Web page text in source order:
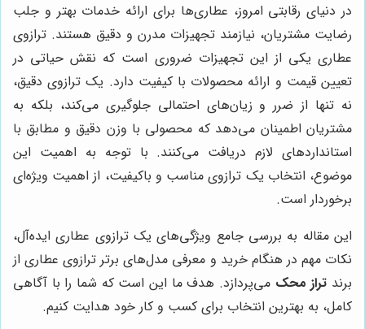
در دنیای رقابتی امروز، عطاری‌ها برای ارائه خدمات بهتر و جلب
رضایت مشتریان، نیازمند تجهیزات مدرن و دقیق هستند. ترازوی
عطاری یکی از این تجهیزات ضروری است که نقش حیاتی در
تعیین قیمت و ارائه محصولات با کیفیت دارد. یک ترازوی دقیق،
نه تنها از ضرر و زیان‌های احتمالی جلوگیری می‌کند، بلکه به
مشتریان اطمینان می‌دهد که محصولی با وزن دقیق و مطابق با
استانداردهای لازم دریافت می‌کنند. با توجه به اهمیت این
موضوع، انتخاب یک ترازوی مناسب و باکیفیت، از اهمیت ویژه‌ای
برخوردار است.
این مقاله به بررسی جامع ویژگی‌های یک ترازوی عطاری ایده‌آل،
نکات مهم در هنگام خرید و معرفی مدل‌های برتر ترازوی عطاری از
برند تراز محک می‌پردازد. هدف ما این است که شما را با آگاهی
کامل، به بهترین انتخاب برای کسب و کار خود هدایت کنیم.